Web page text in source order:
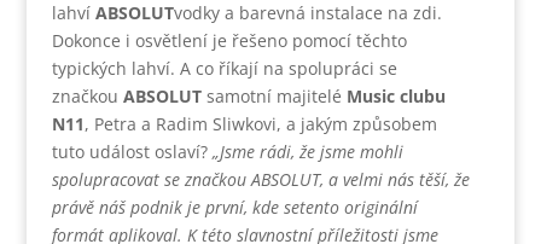
lahví ABSOLUTvodky a barevná instalace na zdi.
Dokonce i osvětlení je řešeno pomocí těchto
typických lahví. A co říkají na spolupráci se
značkou ABSOLUTsamotní majitelé Music clubu
N11, Petra a Radim Sliwkovi, a jakým způsobem
tuto událost oslaví? „Jsme rádi, že jsme mohli
spolupracovat seznačkou ABSOLUT, a velmi nás těší, že
právě náš podnik je první, kde setento originální
formát aplikoval. K této slavnostní příležitosti jsme